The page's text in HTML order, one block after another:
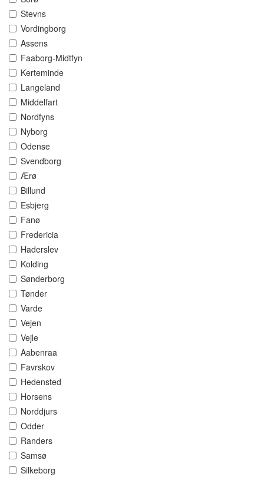
Stevns
Vordingborg
Assens
Faaborg-Midtfyn
Kerteminde
Langeland
Middelfart
Nordfyns
Nyborg
Odense
Svendborg
Ærø
Billund
Esbjerg
Fanø
Fredericia
Haderslev
Kolding
Sønderborg
Tønder
Varde
Vejen
Vejle
Aabenraa
Favrskov
Hedensted
Horsens
Norddjurs
Odder
Randers
Samsø
Silkeborg